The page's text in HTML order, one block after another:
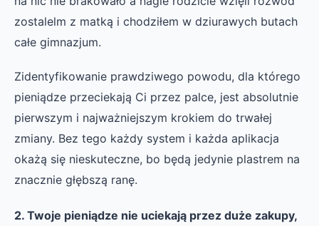
zostalelm z matką i chodziłem w dziurawych butach
całe gimnazjum.
Zidentyfikowanie prawdziwego powodu, dla którego
pieniądze przeciekają Ci przez palce, jest absolutnie
pierwszym i najważniejszym krokiem do trwałej
zmiany. Bez tego każdy system i każda aplikacja
okażą się nieskuteczne, bo będą jedynie plastrem na
znacznie głębszą ranę.
2. Twoje pieniądze nie uciekają przez duże zakupy,